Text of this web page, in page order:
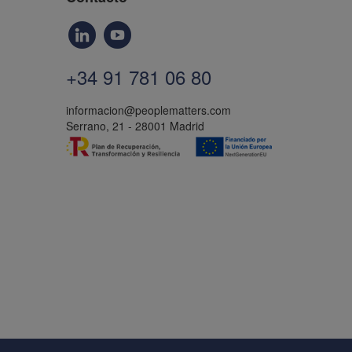
+34 91 781 06 80
informacion@peoplematters.com
Serrano, 21 - 28001 Madrid